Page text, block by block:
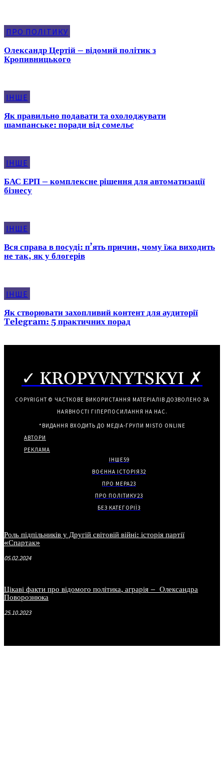
ПРО ПОЛІТИКУ
Олександр Цертій – відомий політик з
Кропивницького
ІНШЕ
Як правильно подавати та охолоджувати
шампанське: поради від сомельє
ІНШЕ
БАС ЕРП – комплексне рішення для автоматизації
бізнесу
ІНШЕ
Вся справа в посуді: п’ять причин, чому їжа виходить
не так, як у блогерів
ІНШЕ
Як створювати захопливий контент для аудиторії
Telegram: 5 практичних порад
✓ KROPYVNYTSKYI ✗
COPYRIGHT © ЧАСТКОВЕ ВИКОРИСТАННЯ МАТЕРІАЛІВ ДОЗВОЛЕНО ЗА
НАЯВНОСТІ ГІПЕРПОСИЛАННЯ НА НАС.
*ВИДАННЯ ВХОДИТЬ ДО МЕДІА-ГРУПИ MISTO ONLINE
АВТОРИ
РЕКЛАМА
ІНШЕ59
ВОЄННА ІСТОРІЯ32
ПРО МЕРА23
ПРО ПОЛІТИКУ23
БЕЗ КАТЕГОРІЇ3
Роль підпільників у Другій світовій війні: історія партії
«Спартак»
05.02.2024
Цікаві факти про відомого політика, аграрія – Олександра
Поворознюка
25.10.2023